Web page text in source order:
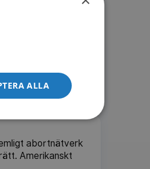
6.4 SVT Play
abortnätverk
Amerikanskt
ALLA